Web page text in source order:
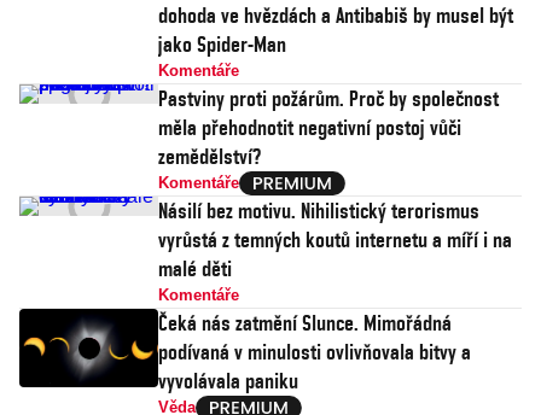
dohoda ve hvězdách a Antibabiš by musel být
jako Spider-Man
Komentáře
Pastviny proti požárům. Proč by společnost
měla přehodnotit negativní postoj vůči
zemědělství?
Komentáře
Násilí bez motivu. Nihilistický terorismus
vyrůstá z temných koutů internetu a míří i na
malé děti
Komentáře
Čeká nás zatmění Slunce. Mimořádná
podívaná v minulosti ovlivňovala bitvy a
vyvolávala paniku
Věda